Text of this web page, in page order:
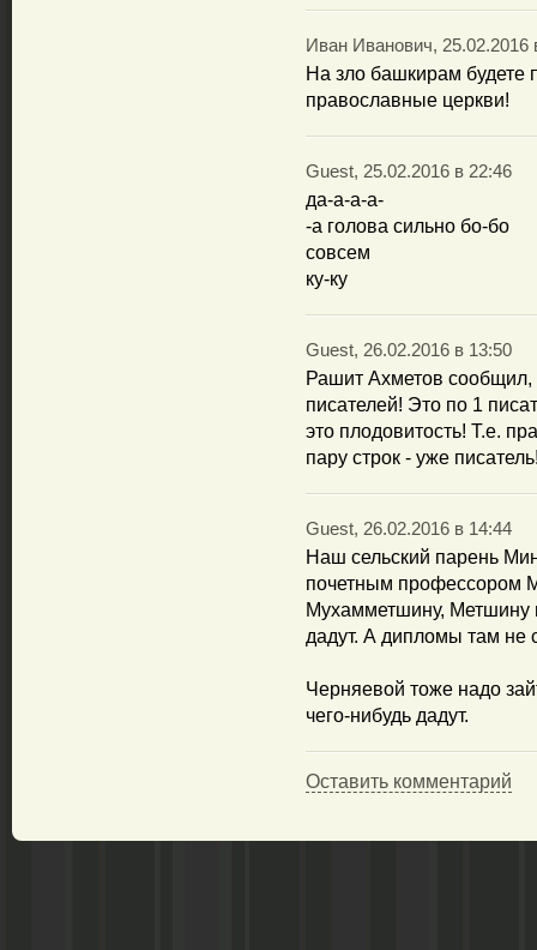
Иван Иванович, 25.02.2016
На зло башкирам будете
православные церкви!
Guest, 25.02.2016 в 22:46
да-а-а-а-
-а голова сильно бо-бо
совсем
ку-ку
Guest, 26.02.2016 в 13:50
Рашит Ахметов сообщил,
писателей! Это по 1
это плодовитость! Т.е.
пару строк - уже
Guest, 26.02.2016 в 14:44
Наш сельский парень
почетным профессором
Мухамметшину, Метшину
дадут. А дипломы там не
Черняевой тоже надо
чего-нибудь дадут.
Оставить комментарий